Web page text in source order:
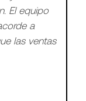
El equipo
a
las ventas